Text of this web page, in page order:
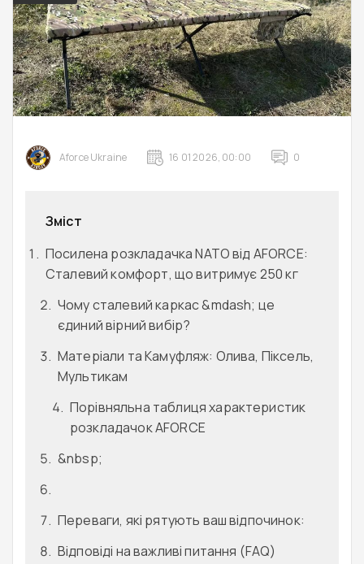
Aforce Ukraine 16 01 2026, 00:00 0
Зміст
Посилена розкладачка NATO від AFORCE:
Сталевий комфорт, що витримує 250 кг
Чому сталевий каркас &mdash; це
єдиний вірний вибір?
Матеріали та Камуфляж: Олива, Піксель,
Мультикам
Порівняльна таблиця характеристик
розкладачок AFORCE
&nbsp;
Переваги, які рятують ваш відпочинок:
Відповіді на важливі питання (FAQ)